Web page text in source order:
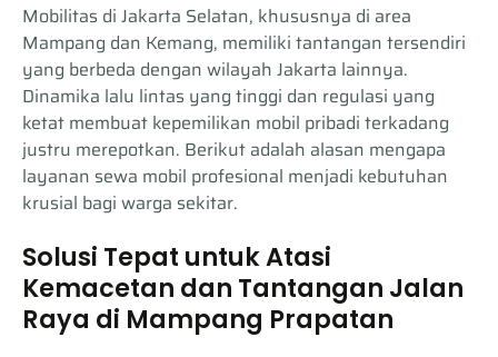
Mobilitas di Jakarta Selatan, khususnya di area
Mampang dan Kemang, memiliki tantangan tersendiri
yang berbeda dengan wilayah Jakarta lainnya.
Dinamika lalu lintas yang tinggi dan regulasi yang
ketat membuat kepemilikan mobil pribadi terkadang
justru merepotkan. Berikut adalah alasan mengapa
layanan sewa mobil profesional menjadi kebutuhan
krusial bagi warga sekitar.
Solusi Tepat untuk Atasi
Kemacetan dan Tantangan Jalan
Raya di Mampang Prapatan